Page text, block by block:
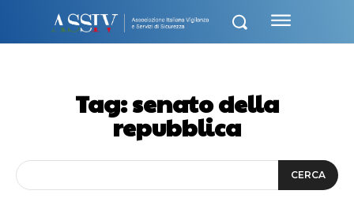
Tag:senato della
repubblica
CERCA